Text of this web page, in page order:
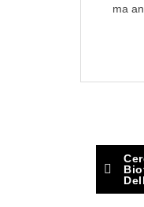
ma
Post